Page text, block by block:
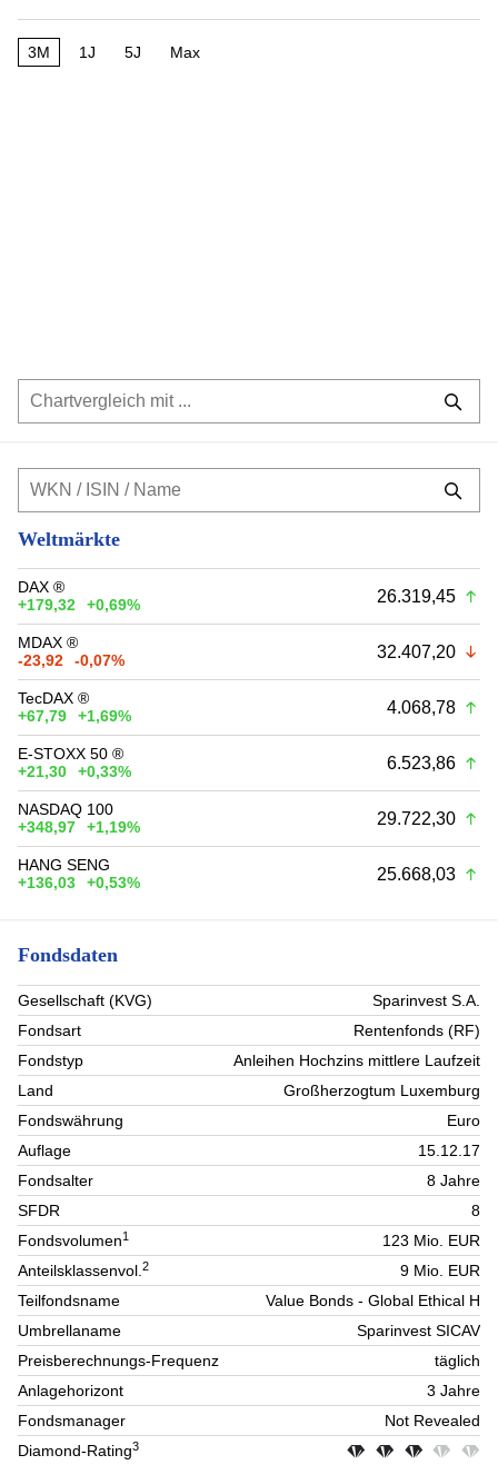
3M 1J 5J Max
Weltmärkte
DAX ®
+179,32
+0,69% 26.319,45
MDAX ®
-23,92
-0,07% 32.407,20
TecDAX ®
+67,79
+1,69% 4.068,78
E-STOXX 50 ®
+21,30
+0,33% 6.523,86
NASDAQ 100
+348,97
+1,19% 29.722,30
HANG SENG
+136,03
+0,53% 25.668,03
Fondsdaten
Gesellschaft (KVG)
Sparinvest S.A.
Fondsart
Rentenfonds (RF)
Fondstyp
Anleihen Hochzins mittlere Laufzeit
Land
Großherzogtum Luxemburg
Fondswährung
Euro
Auflage
15.12.17
Fondsalter
8 Jahre
SFDR
8
Fondsvolumen1
123 Mio. EUR
Anteilsklassenvol.2
9 Mio. EUR
Teilfondsname
Value Bonds - Global Ethical H
Umbrellaname
Sparinvest SICAV
Preisberechnungs-Frequenz
täglich
Anlagehorizont
3 Jahre
Fondsmanager
Not Revealed
Diamond-Rating3